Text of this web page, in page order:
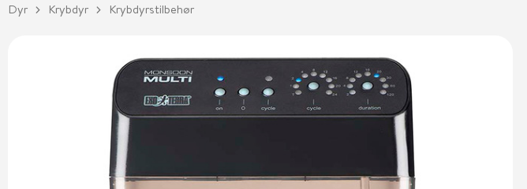
Dyr Krybdyr Krybdyrstilbehør